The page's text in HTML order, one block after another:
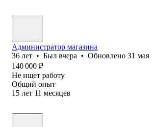
Администратор магазина
36 лет • Был вчера • Обновлено 31 мая
140 000 ₽
Не ищет работу
Общий опыт
15 лет 11 месяцев